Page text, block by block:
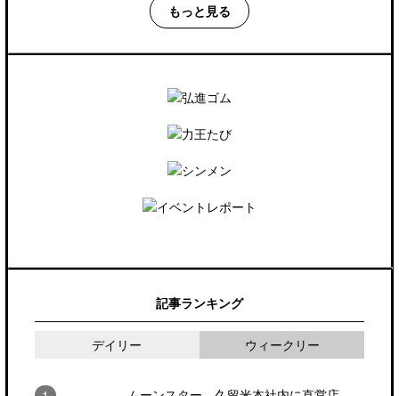
もっと見る
記事ランキング
デイリー ウィークリー